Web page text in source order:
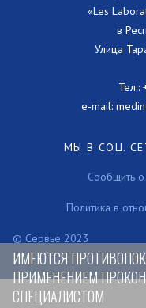
«Les
в
Улица
Тел.:
e-mail:
МЫ В СОЦ.
Сообщить
Политика в
© Сервье 2023
ИМЕЮТСЯ
ПРИМЕНЕНИЕМ
СПЕЦИАЛИСТОМ